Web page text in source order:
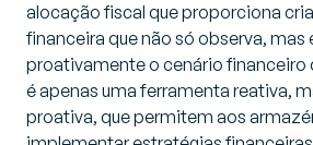
alocação fiscal que proporciona
financeira que não só observa, mas
proativamente o cenário financeiro
é apenas uma ferramenta reativa,
proativa, que permitem aos